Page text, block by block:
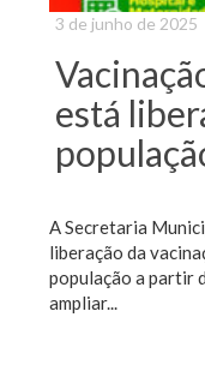
3 de junho de 2025
está
A Secretaria
liberação da
população a partir
ampliar...